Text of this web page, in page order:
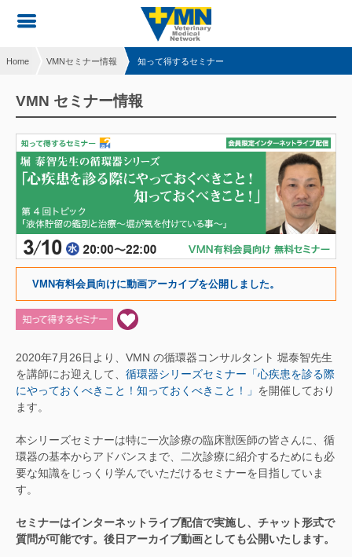
Home VMNセミナー情報 知って得するセミナー
VMN セミナー情報
VMN有料会員向けに動画アーカイブを公開しました。
2020年7月26日より、VMN の循環器コンサルタント 堀泰智先生
を講師にお迎えして、 循環器シリーズセミナー「心疾患を診る際
にやっておくべきこと！知っておくべきこと！」 を開催しており
ます。
本シリーズセミナーは特に一次診療の臨床獣医師の皆さんに、循
環器の基本からアドバンスまで、二次診療に紹介するためにも必
要な知識をじっくり学んでいただけるセミナーを目指していま
す。
セミナーはインターネットライブ配信で実施し、チャット形式で
質問が可能です。後日アーカイブ動画としても公開いたします。